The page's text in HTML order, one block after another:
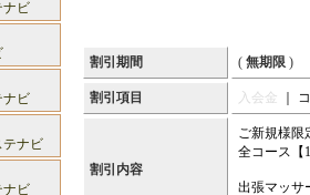
ナビ
ナビ
テナビ
ナビ
割引期間 ( 無期限 )
割引項目 入会金 ｜
割引内容
ご新規様限
全コース【
出張マッサ